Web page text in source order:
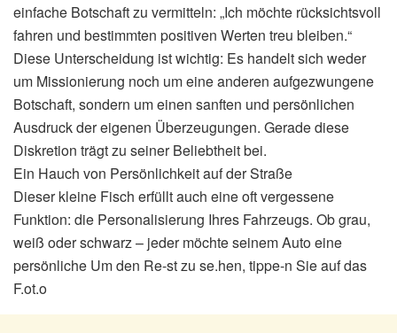
einfache Botschaft zu vermitteln: „Ich möchte rücksichtsvoll
fahren und bestimmten positiven Werten treu bleiben.“
Diese Unterscheidung ist wichtig: Es handelt sich weder
um Missionierung noch um eine anderen aufgezwungene
Botschaft, sondern um einen sanften und persönlichen
Ausdruck der eigenen Überzeugungen. Gerade diese
Diskretion trägt zu seiner Beliebtheit bei.
Ein Hauch von Persönlichkeit auf der Straße
Dieser kleine Fisch erfüllt auch eine oft vergessene
Funktion: die Personalisierung Ihres Fahrzeugs. Ob grau,
weiß oder schwarz – jeder möchte seinem Auto eine
persönliche Um den Re-st zu se.hen, tippe-n Sie auf das
F.ot.o